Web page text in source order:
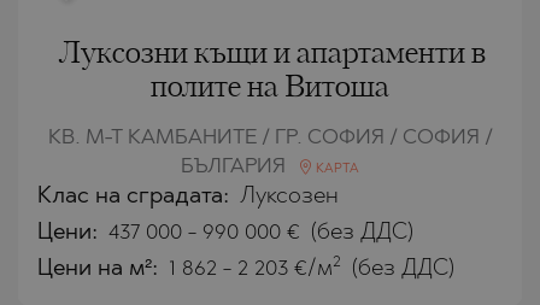
Луксозни къщи и апартаменти в
полите на Витоша
КВ. М-Т КАМБАНИТЕ / ГР. СОФИЯ / СОФИЯ /
БЪЛГАРИЯ
КАРТА
Клас на сградата: Луксозен
Цени: 437 000 - 990 000 € (без ДДС)
Цени на м²: 1 862 - 2 203 €/м2 (без ДДС)